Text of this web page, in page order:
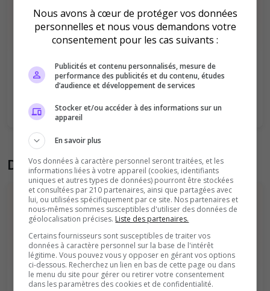
Qualité
Staff du serveur
Ambiance
Disponibilité
Donner son avis sur le serveur
Vous devez être connecté pour ajouter
un avis sur ce serveur !
Nous avons à cœur de protéger vos données
personnelles et nous vous demandons votre
consentement pour les cas suivants :
Publicités et contenu personnalisés, mesure de
performance des publicités et du contenu, études
d’audience et développement de services
Stocker et/ou accéder à des informations sur un
appareil
En savoir plus
Vos données à caractère personnel seront traitées, et les
informations liées à votre appareil (cookies, identifiants
uniques et autres types de données) pourront être stockées
et consultées par 210 partenaires, ainsi que partagées avec
lui, ou utilisées spécifiquement par ce site. Nos partenaires et
nous-mêmes sommes susceptibles d'utiliser des données de
géolocalisation précises. Liste des partenaires.
Certains fournisseurs sont susceptibles de traiter vos
données à caractère personnel sur la base de l'intérêt
légitime. Vous pouvez vous y opposer en gérant vos options
ci-dessous. Recherchez un lien en bas de cette page ou dans
le menu du site pour gérer ou retirer votre consentement
dans les paramètres des cookies et de confidentialité.